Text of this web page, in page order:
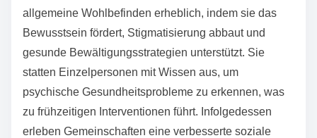
allgemeine Wohlbefinden erheblich, indem sie das
Bewusstsein fördert, Stigmatisierung abbaut und
gesunde Bewältigungsstrategien unterstützt. Sie
statten Einzelpersonen mit Wissen aus, um
psychische Gesundheitsprobleme zu erkennen, was
zu frühzeitigen Interventionen führt. Infolgedessen
erleben Gemeinschaften eine verbesserte soziale